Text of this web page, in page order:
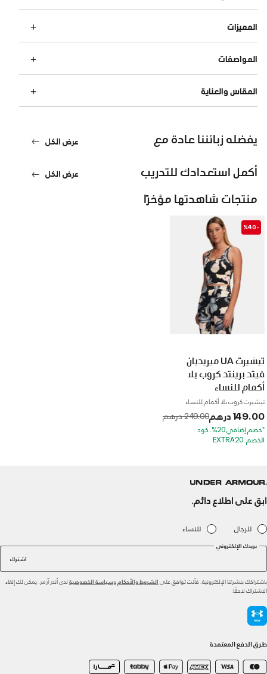
المميزات
المواصفات
المقاس والعناية
يفضله زبائننا عادة مع عرض الكل
أكمل استعدادك للتدريب عرض الكل
منتجات شاهدتها مؤخرًا
-%40
تيشيرت UA ميريديان
فيتد برينتد كروب بلا
أكمام للنساء
تيشيرت كروب بلا أكمام للنساء
149.00 درهم Price reduced from
249.00 درهم to
*خصم إضافي 20%. كود
الخصم: EXTRA20
ابق على اطلاع دائم.
للرجال للنساء
بريدك الإلكتروني
اشترك
باشتراكك بنشرتنا الإلكترونية، فأنت توافق على الشروط والأحكام وسياسة الخصوصية لدى أندر آرمر. يمكن لك إلغاء
الاشتراك لاحقًا.
طرق الدفع المعتمدة